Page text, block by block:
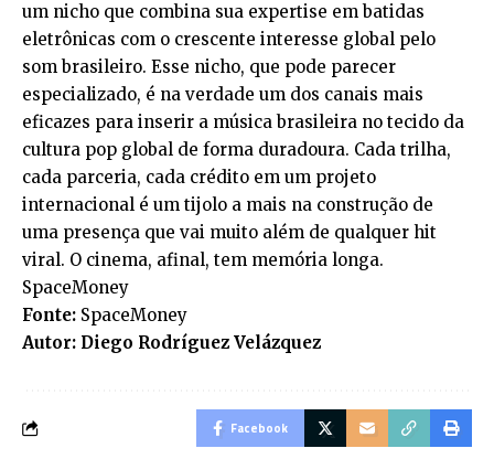
um nicho que combina sua expertise em batidas
eletrônicas com o crescente interesse global pelo
som brasileiro. Esse nicho, que pode parecer
especializado, é na verdade um dos canais mais
eficazes para inserir a música brasileira no tecido da
cultura pop global de forma duradoura. Cada trilha,
cada parceria, cada crédito em um projeto
internacional é um tijolo a mais na construção de
uma presença que vai muito além de qualquer hit
viral. O cinema, afinal, tem memória longa.
SpaceMoney
Fonte: SpaceMoney
Autor: Diego Rodríguez Velázquez
Facebook